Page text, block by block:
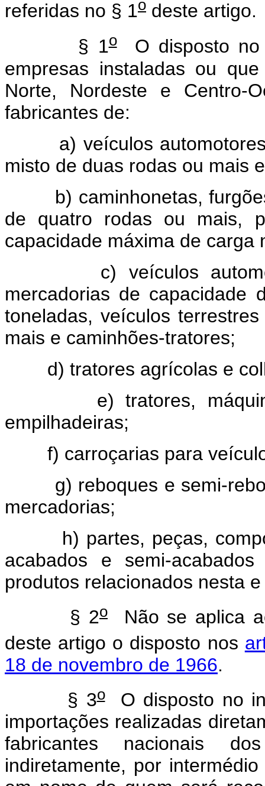
referidas no § 1o deste artigo.
§ 1oO disposto
empresas instaladas ou
Norte, Nordeste e Centro-
fabricantes de:
a) veículos
misto de duas rodas ou mais
b) caminhonetas,
de quatro rodas ou mais,
capacidade máxima de carga
c) veículos
mercadorias de capacidade
toneladas, veículos
mais e caminhões-tratores;
d) tratores agrícolas e
e) tratores,
empilhadeiras;
f) carroçarias para
g) reboques e semi-
mercadorias;
h) partes, peças,
acabados e semi-
produtos relacionados nesta
§ 2o
Não se aplica
deste artigo o disposto nos
18 de novembro de 1966.
§ 3oO disposto no
importações realizadas
fabricantes nacionais
indiretamente, por